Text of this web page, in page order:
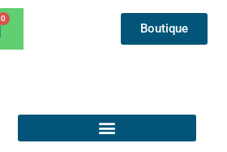
Boutique